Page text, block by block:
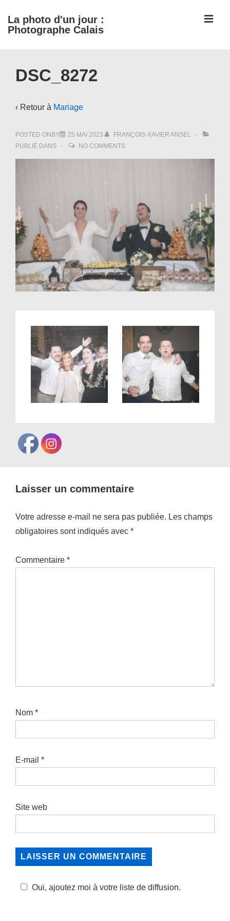
passer
au
La photo d'un jour :
Photographe Calais
Navigation
DSC_8272
‹ Retour à Mariage
POSTED ONBY 25 MAI 2023
FRANÇOIS-XAVIER ANSEL
PUBLIÉ DANS
NO COMMENTS
Laisser un commentaire
Votre adresse e-mail ne sera pas publiée. Les champs
obligatoires sont indiqués avec *
Commentaire *
Nom *
E-mail *
Site web
Oui, ajoutez moi à votre liste de diffusion.